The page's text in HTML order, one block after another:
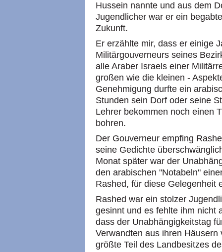
Hussein nannte und aus dem
Jugendlicher war er ein
Zukunft.
Er erzählte mir, dass er einige
Militärgouverneurs seines
alle Araber Israels einer
großen wie die kleinen -
Genehmigung durfte ein
Stunden sein Dorf oder seine
Lehrer bekommen noch einen
bohren.
Der Gouverneur empfing
seine Gedichte
Monat später war der
den arabischen "Notabeln"
Rashed, für diese Gelegenheit
Rashed war ein stolzer
gesinnt und es fehlte ihm nicht
dass der Unabhängigkeitstag
Verwandten aus ihren
größte Teil des Landbesitzes